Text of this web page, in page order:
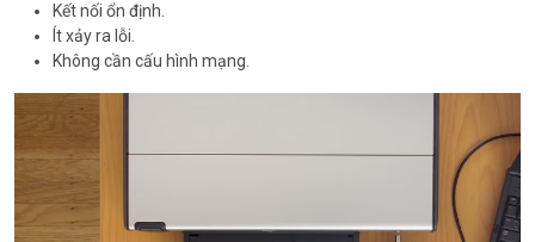
Kết nối ổn định.
Ít xảy ra lỗi.
Không cần cấu hình mạng.